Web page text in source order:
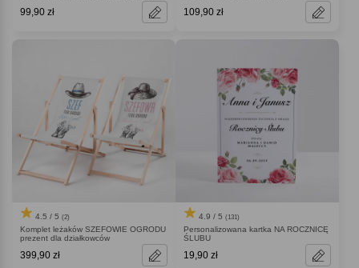
99,90 zł 109,90 zł
4.5 / 5 (2)
Komplet leżaków SZEFOWIE OGRODU
prezent dla działkowców
399,90 zł
4.9 / 5 (131)
Personalizowana kartka NA ROCZNICĘ
ŚLUBU
19,90 zł